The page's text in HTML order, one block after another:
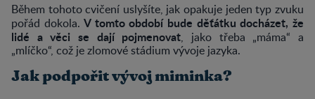
Během tohoto cvičení uslyšíte, jak opakuje jeden typ zvuku
pořád dokola.V tomto období bude děťátku docházet, že
lidé a věci se dají pojmenovat, jako třeba „máma“ a
„mlíčko“, což je zlomové stádium vývoje jazyka.
Jak podpořit vývoj miminka?